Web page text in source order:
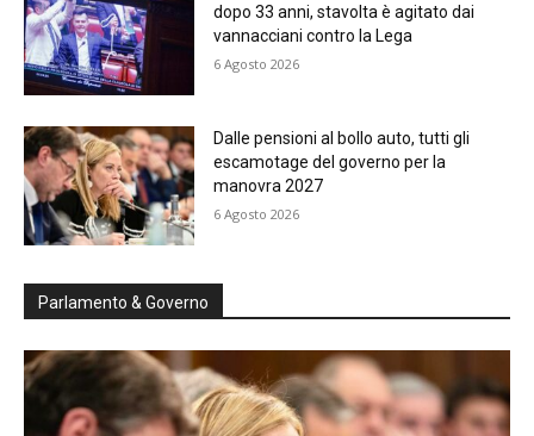
dopo 33 anni, stavolta è agitato dai
vannacciani contro la Lega
6 Agosto 2026
Dalle pensioni al bollo auto, tutti gli
escamotage del governo per la
manovra 2027
6 Agosto 2026
Parlamento & Governo